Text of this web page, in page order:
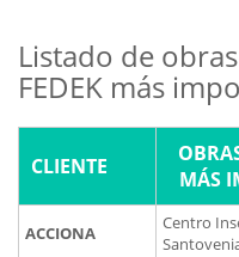
Listado de
FEDEK más
CLIENTE
MÁS
ACCIONA
Centro